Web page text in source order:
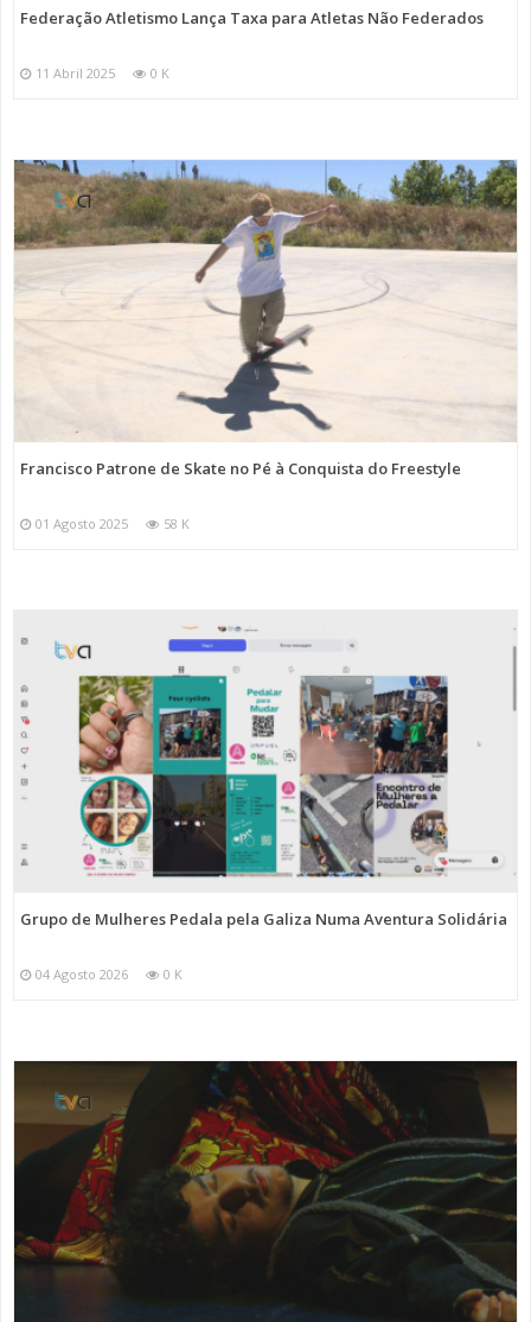
Federação Atletismo Lança Taxa para Atletas Não Federados
11 Abril 2025 0 K
Francisco Patrone de Skate no Pé à Conquista do Freestyle
01 Agosto 2025 58 K
Grupo de Mulheres Pedala pela Galiza Numa Aventura Solidária
04 Agosto 2026 0 K